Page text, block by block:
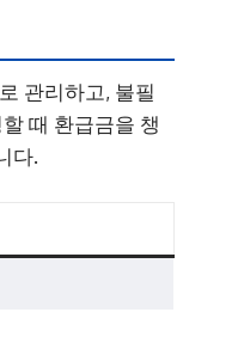
관리하고, 불필
때 환급금을 챙
다.